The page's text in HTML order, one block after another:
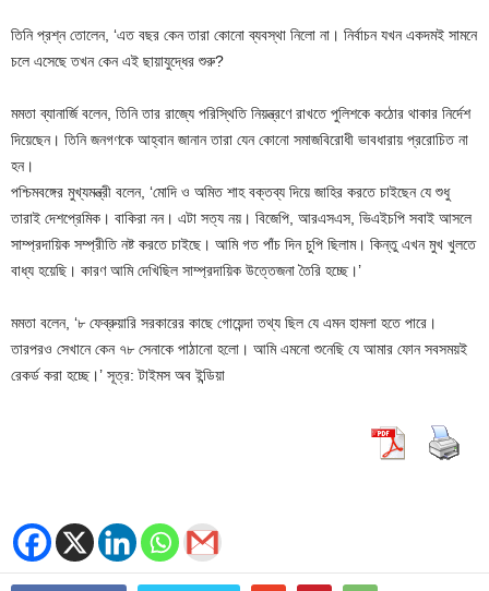
তিনি প্রশ্ন তোলেন, ‘এত বছর কেন তারা কোনো ব্যবস্থা নিলো না। নির্বাচন যখন একদমই সামনে
চলে এসেছে তখন কেন এই ছায়াযুদ্ধের শুরু?
মমতা ব্যানার্জি বলেন, তিনি তার রাজ্যে পরিস্থিতি নিয়ন্ত্রণে রাখতে পুলিশকে কঠোর থাকার নির্দেশ
দিয়েছেন। তিনি জনগণকে আহ্বান জানান তারা যেন কোনো সমাজবিরোধী ভাবধারায় প্ররোচিত না
হন।
পশ্চিমবঙ্গের মুখ্যমন্ত্রী বলেন, ‘মোদি ও অমিত শাহ বক্তব্য দিয়ে জাহির করতে চাইছেন যে শুধু
তারাই দেশপ্রেমিক। বাকিরা নন। এটা সত্য নয়। বিজেপি, আরএসএস, ভিএইচপি সবাই আসলে
সাম্প্রদায়িক সম্প্রীতি নষ্ট করতে চাইছে। আমি গত পাঁচ দিন চুপি ছিলাম। কিন্তু এখন মুখ খুলতে
বাধ্য হয়েছি। কারণ আমি দেখিছিল সাম্প্রদায়িক উত্তেজনা তৈরি হচ্ছে।’
মমতা বলেন, ‘৮ ফেব্রুয়ারি সরকারের কাছে গোয়েন্দা তথ্য ছিল যে এমন হামলা হতে পারে।
তারপরও সেখানে কেন ৭৮ সেনাকে পাঠানো হলো। আমি এমনো শুনেছি যে আমার ফোন সবসময়ই
রেকর্ড করা হচ্ছে।’ সূত্র: টাইমস অব ইন্ডিয়া